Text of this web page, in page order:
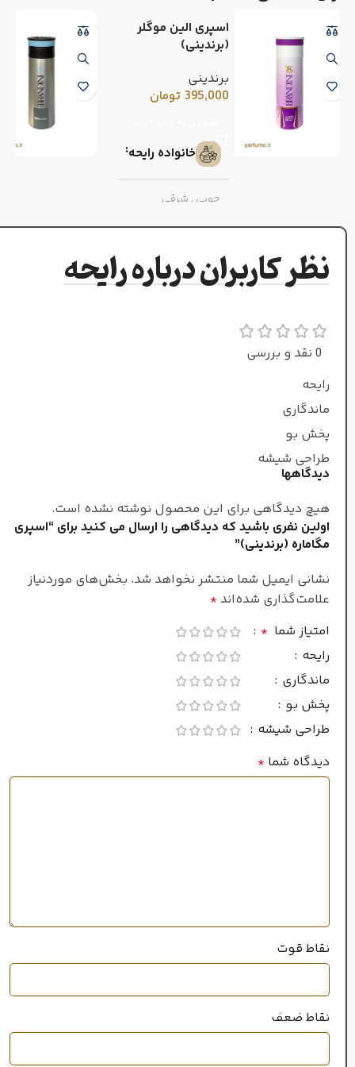
اسپری الین موگلر
(برندینی)
برندینی
395,000 تومان
خانواده رایحه
چوبی , شرقی
نظر کاربران درباره رایحه
0 نقد و بررسی
رایحه
ماندگاری
پخش بو
طراحی شیشه
دیدگاهها
هیچ دیدگاهی برای این محصول نوشته نشده است.
اولین نفری باشید که دیدگاهی را ارسال می کنید برای “اسپری
مگاماره (برندینی)”
نشانی ایمیل شما منتشر نخواهد شد. بخش‌های موردنیاز
علامت‌گذاری شده‌اند *
امتیاز شما *
رایحه
ماندگاری
پخش بو
طراحی شیشه
دیدگاه شما *
نقاط قوت
نقاط ضعف